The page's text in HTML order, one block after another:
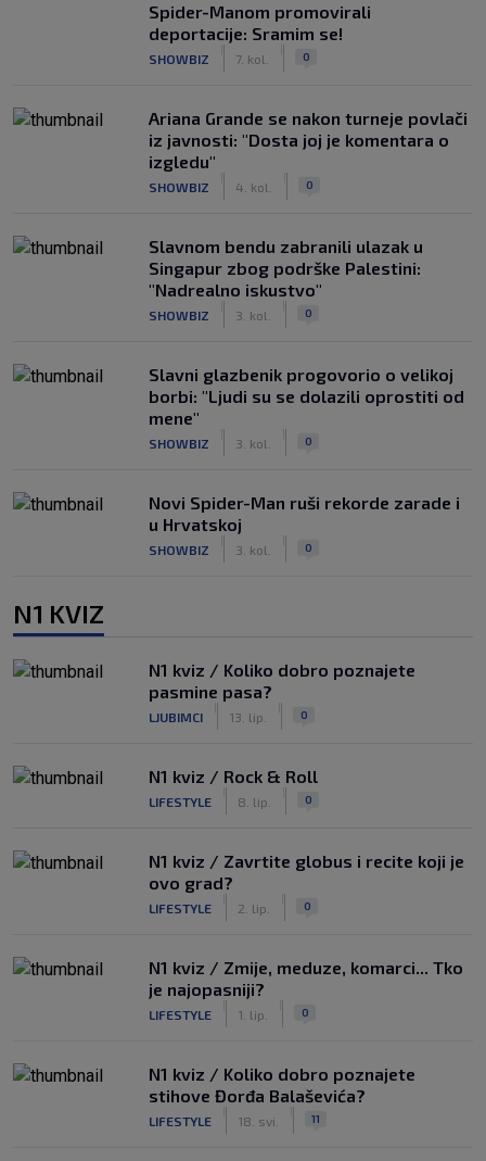
Spider-Manom promovirali
deportacije: Sramim se!
SHOWBIZ 7. kol. 0
Ariana Grande se nakon turneje povlači
iz javnosti: "Dosta joj je komentara o
izgledu"
SHOWBIZ 4. kol. 0
Slavnom bendu zabranili ulazak u
Singapur zbog podrške Palestini:
"Nadrealno iskustvo"
SHOWBIZ 3. kol. 0
Slavni glazbenik progovorio o velikoj
borbi: "Ljudi su se dolazili oprostiti od
mene"
SHOWBIZ 3. kol. 0
Novi Spider-Man ruši rekorde zarade i
u Hrvatskoj
SHOWBIZ 3. kol. 0
N1 KVIZ
N1 kviz / Koliko dobro poznajete
pasmine pasa?
LJUBIMCI 13. lip. 0
N1 kviz / Rock & Roll
LIFESTYLE 8. lip. 0
N1 kviz / Zavrtite globus i recite koji je
ovo grad?
LIFESTYLE 2. lip. 0
N1 kviz / Zmije, meduze, komarci... Tko
je najopasniji?
LIFESTYLE 1. lip. 0
N1 kviz / Koliko dobro poznajete
stihove Đorđa Balaševića?
LIFESTYLE 18. svi. 11